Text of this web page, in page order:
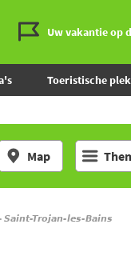
Uw vakantie op
Toeristische
Map
Saint-Trojan-les-Bains